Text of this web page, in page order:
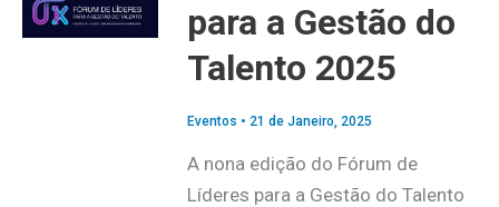
para a Gestão do
Talento 2025
Eventos • 21 de Janeiro, 2025
A nona edição do Fórum de
Líderes para a Gestão do Talento